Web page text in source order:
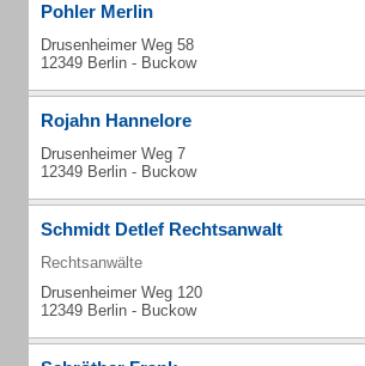
Pohler Merlin
Drusenheimer Weg 58
12349 Berlin - Buckow
Rojahn Hannelore
Drusenheimer Weg 7
12349 Berlin - Buckow
Schmidt Detlef Rechtsanwalt
Rechtsanwälte
Drusenheimer Weg 120
12349 Berlin - Buckow